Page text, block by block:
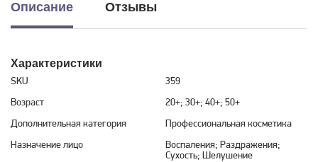
Описание Отзывы
Характеристики
SKU
359
Возраст
20+; 30+; 40+; 50+
Дополнительная категория
Профессиональная косметика
Назначение лицо
Воспаления; Раздражения;
Сухость; Шелушение